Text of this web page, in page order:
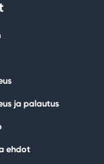
ja palautus
ehdot